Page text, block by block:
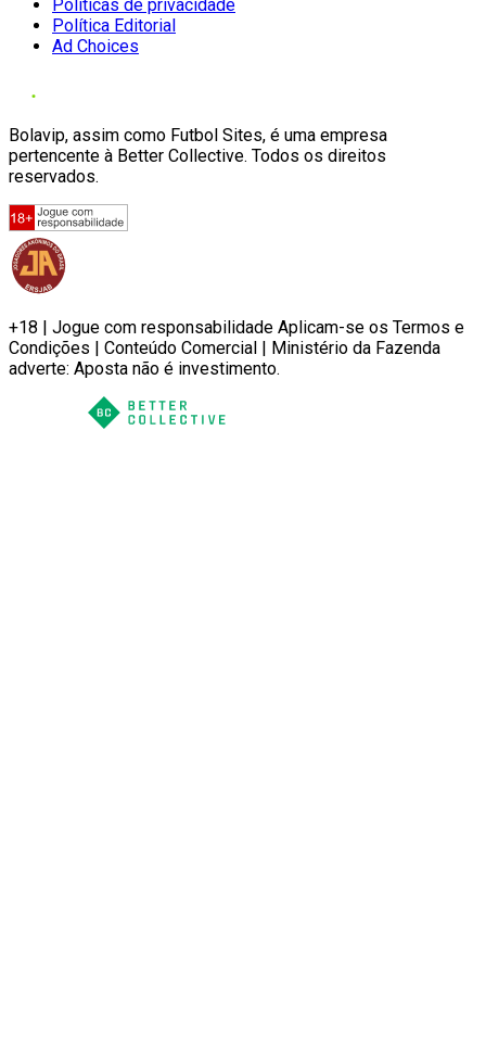
Políticas de privacidade
Política Editorial
Ad Choices
Bolavip, assim como Futbol Sites, é uma empresa
pertencente à Better Collective. Todos os direitos
reservados.
+18 | Jogue com responsabilidade Aplicam-se os Termos e
Condições | Conteúdo Comercial | Ministério da Fazenda
adverte: Aposta não é investimento.